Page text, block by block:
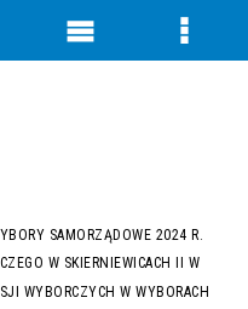
SAMORZĄDOWE 2024 R.
W SKIERNIEWICACH II W
WYBORCZYCH W WYBORACH
Menu
Menu